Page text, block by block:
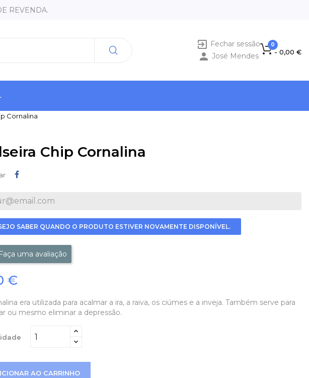
REVENDA.
0
- 0,00 €
 Fechar sessão
 José Mendes
Cornalina
Chip Cornalina
SABER QUANDO O PRODUTO ESTIVER NOVAMENTE DISPONÍVEL.
Faça uma avaliação
€
era utilizada para acalmar a ira, a raiva, os ciúmes e a inveja. Também serve para
ou mesmo eliminar a depressão.
AO CARRINHO